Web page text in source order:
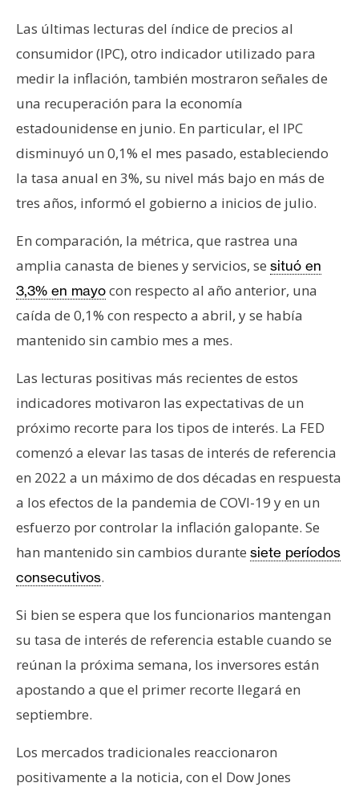
T
e
m
a
R
e
u
r
s
o
s
C
n
t
a
c
o
y
P
u
b
i
i
d
a
Las últimas lecturas del índice de precios al
consumidor (IPC), otro indicador utilizado para
medir la inflación, también mostraron señales de
una recuperación para la economía
estadounidense en junio. En particular, el IPC
disminuyó un 0,1% el mes pasado, estableciendo
la tasa anual en 3%, su nivel más bajo en más de
tres años, informó el gobierno a inicios de julio.
En comparación, la métrica, que rastrea una
amplia canasta de bienes y servicios, se situó en
3,3% en mayocon respecto al año anterior, una
caída de 0,1% con respecto a abril, y se había
mantenido sin cambio mes a mes.
Las lecturas positivas más recientes de estos
indicadores motivaron las expectativas de un
próximo recorte para los tipos de interés. La FED
comenzó a elevar las tasas de interés de referencia
en 2022 a un máximo de dos décadas en respuesta
a los efectos de la pandemia de COVI-19 y en un
esfuerzo por controlar la inflación galopante. Se
han mantenido sin cambios durante siete períodos
consecutivos.
Si bien se espera que los funcionarios mantengan
su tasa de interés de referencia estable cuando se
reúnan la próxima semana, los inversores están
apostando a que el primer recorte llegará en
septiembre.
Los mercados tradicionales reaccionaron
positivamente a la noticia, con el Dow Jones